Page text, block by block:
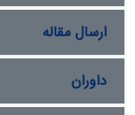
ارسال مقاله
داوران